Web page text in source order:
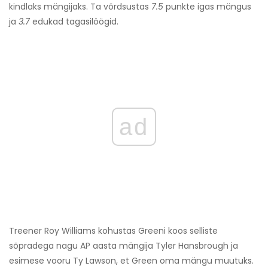
kindlaks mängijaks. Ta võrdsustas 7.5 punkte igas mängus
ja 3.7 edukad tagasilöögid.
ad
Treener Roy Williams kohustas Greeni koos selliste
sõpradega nagu AP aasta mängija Tyler Hansbrough ja
esimese vooru Ty Lawson, et Green oma mängu muutuks.